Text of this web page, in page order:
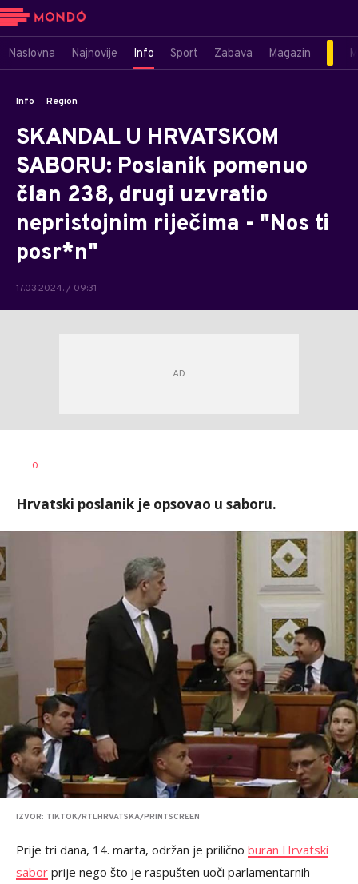
Naslovna Najnovije Info Sport Zabava Magazin
Info Region
SKANDAL U HRVATSKOM
SABORU: Poslanik pomenuo
član 238, drugi uzvratio
nepristojnim riječima - "Nos ti
posr*n"
17.03.2024. / 09:31
AUTOR
0
Hrvatski poslanik je opsovao u saboru.
IZVOR: TIKTOK/RTLHRVATSKA/PRINTSCREEN
Prije tri dana, 14. marta, održan je prilično buran Hrvatski
sabor prije nego što je raspušten uoči parlamentarnih